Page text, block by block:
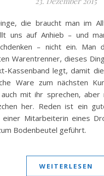
uns auf Anhieb – und
– nicht ein. Man
Warentrenner, dieses
Kassenband legt, damit
Ware zum nächsten
mit ihr sprechen, aber
her. Reden ist ein
Mitarbeiterin eines
Bodenbeutel geführt.
WEITERLESEN